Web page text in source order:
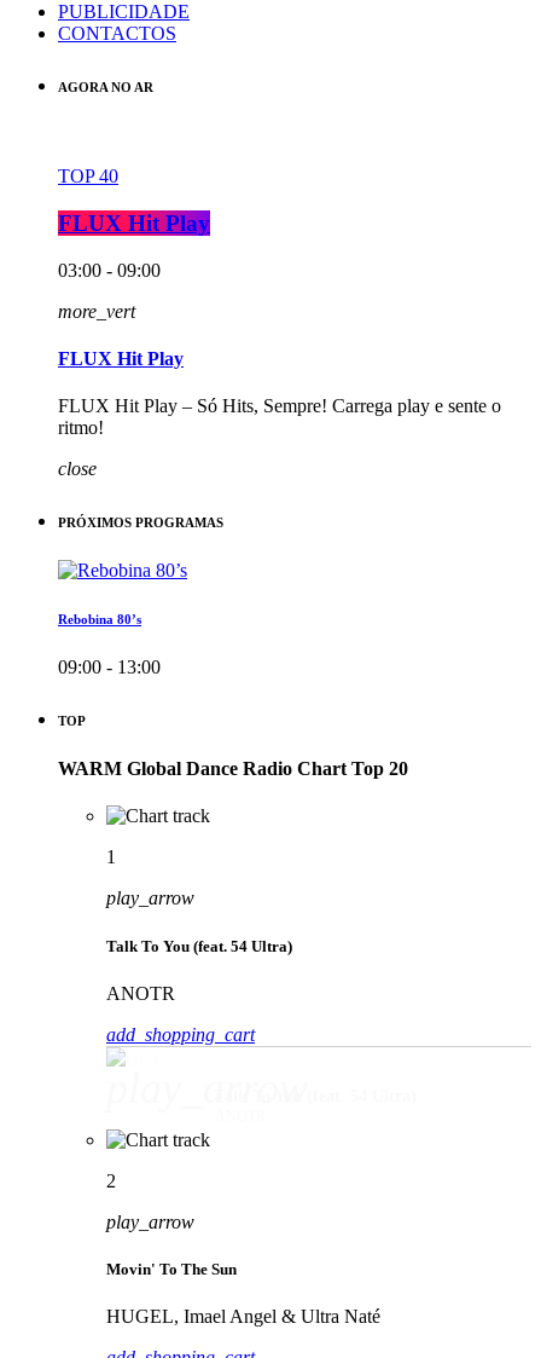
PUBLICIDADE
CONTACTOS
AGORA NO AR
TOP 40
FLUX Hit Play
03:00 - 09:00
more_vert
FLUX Hit Play
FLUX Hit Play – Só Hits, Sempre! Carrega play e sente o
ritmo!
close
PRÓXIMOS PROGRAMAS
Rebobina 80’s
09:00 - 13:00
TOP
WARM Global Dance Radio Chart Top 20
1
play_arrow
Talk To You (feat. 54 Ultra)
ANOTR
add_shopping_cart
2
play_arrow
Movin' To The Sun
HUGEL, Imael Angel & Ultra Naté